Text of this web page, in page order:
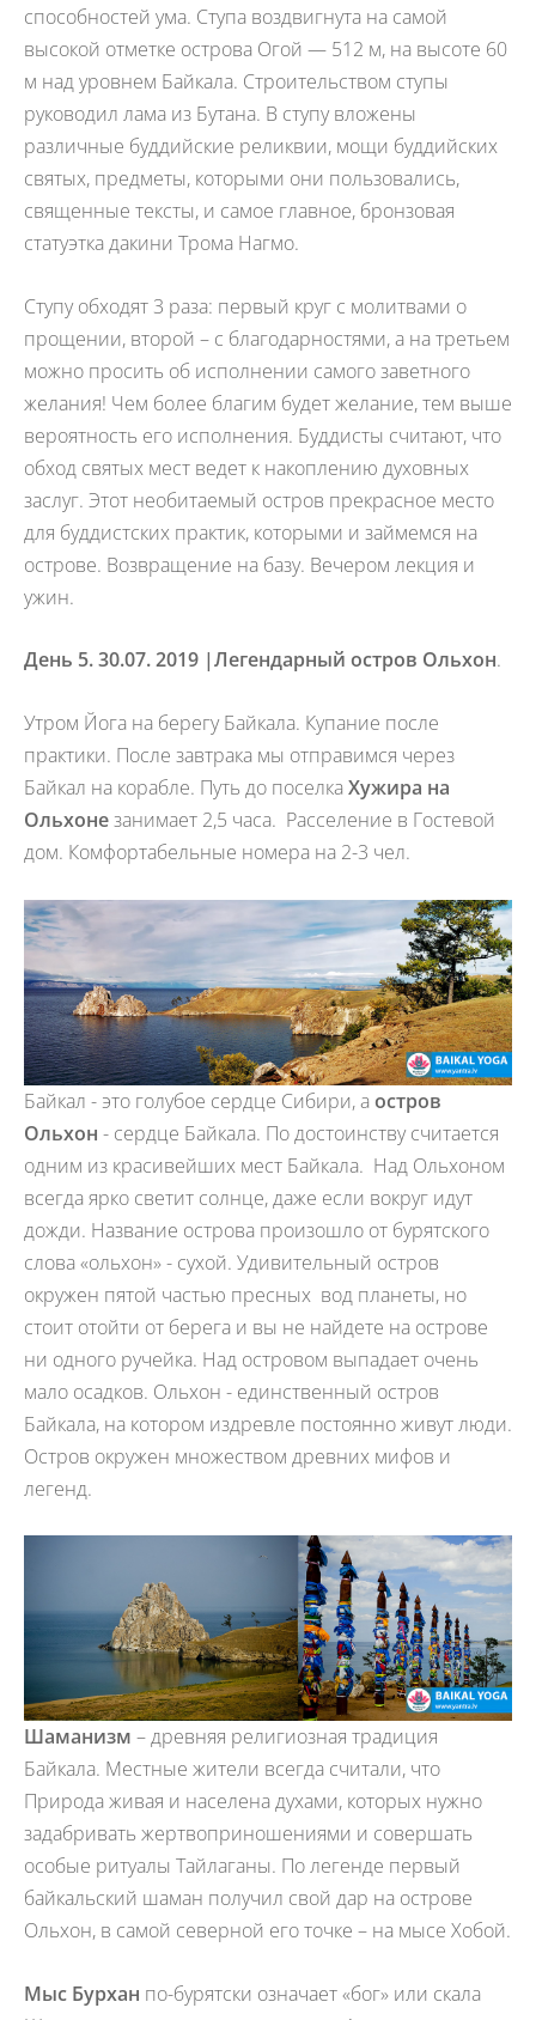
способностей ума. Ступа воздвигнута на самой
высокой отметке острова Огой — 512 м, на высоте 60
м над уровнем Байкала. Строительством ступы
руководил лама из Бутана. В ступу вложены
различные буддийские реликвии, мощи буддийских
святых, предметы, которыми они пользовались,
священные тексты, и самое главное, бронзовая
статуэтка дакини Трома Нагмо.
Ступу обходят 3 раза: первый круг с молитвами о
прощении, второй – с благодарностями, а на третьем
можно просить об исполнении самого заветного
желания! Чем более благим будет желание, тем выше
вероятность его исполнения. Буддисты считают, что
обход святых мест ведет к накоплению духовных
заслуг. Этот необитаемый остров прекрасное место
для буддистских практик, которыми и займемся на
острове. Возвращение на базу. Вечером лекция и
ужин.
День 5. 30.07. 2019 |Легендарный остров Ольхон.
Утром Йога на берегу Байкала. Купание после
практики. После завтрака мы отправимся через
Байкал на корабле. Путь до поселкаХужира на
Ольхонезанимает 2,5 часа. Расселение в Гостевой
дом. Комфортабельные номера на 2-3 чел.
Байкал - это голубое сердце Сибири, аостров
Ольхон - сердце Байкала. По достоинству считается
одним из красивейших мест Байкала. Над Ольхоном
всегда ярко светит солнце, даже если вокруг идут
дожди. Название острова произошло от бурятского
слова «ольхон» - сухой. Удивительный остров
окружен пятой частью пресных вод планеты, но
стоит отойти от берега и вы не найдете на острове
ни одного ручейка. Над островом выпадает очень
мало осадков. Ольхон - единственный остров
Байкала, на котором издревле постоянно живут люди.
Остров окружен множеством древних мифов и
легенд.
Шаманизм – древняя религиозная традиция
Байкала. Местные жители всегда считали, что
Природа живая и населена духами, которых нужно
задабривать жертвоприношениями и совершать
особые ритуалы Тайлаганы. По легенде первый
байкальский шаман получил свой дар на острове
Ольхон, в самой северной его точке – на мысе Хобой.
Мыс Бурхан по-бурятски означает «бог» или скала